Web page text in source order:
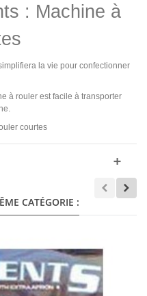
: Machine à
la vie pour confectionner
à rouler est facile à transporter
courtes
CATÉGORIE :